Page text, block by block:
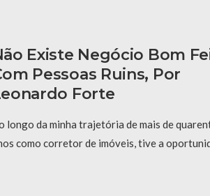
Existe Negócio Bom
Pessoas Ruins, Por
Forte
longo da minha trajetória de mais de
como corretor de imóveis, tive a